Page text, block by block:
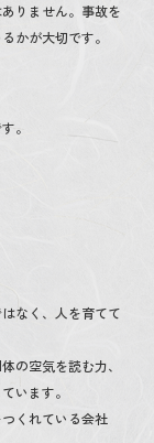
りません。事故を
かが大切です。
。
なく、人を育てて
の空気を読む力、
います。
くれている会社